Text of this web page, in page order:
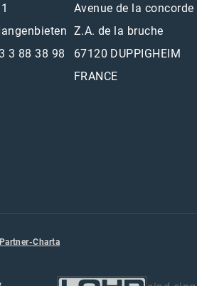
3 88 38 98
Avenue de la concorde
Z.A. de la bruche
67120 DUPPIGHEIM
FRANCE
Partner-Charta